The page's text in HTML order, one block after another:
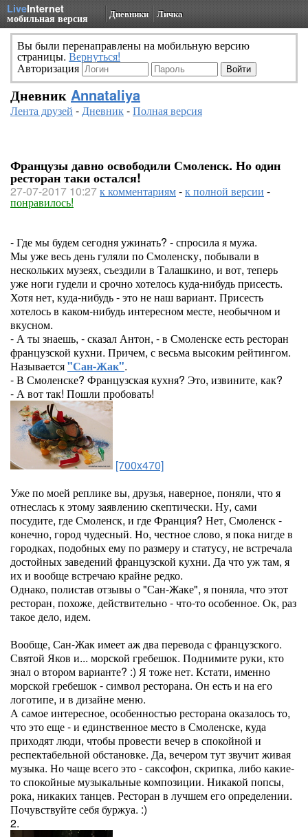
LiveInternet
мобильная версия Дневники Личка
Вы были перенаправлены на мобильную версию
страницы. Вернуться!
Авторизация
Дневник Annataliya
Лента друзей -Дневник-Полная версия
Французы давно освободили Смоленск. Но один
ресторан таки остался!
27-07-2017 10:27к комментариям-к полной версии -
понравилось!
- Где мы будем сегодня ужинать? - спросила я мужа.
Мы уже весь день гуляли по Смоленску, побывали в
нескольких музеях, съездили в Талашкино, и вот, теперь
уже ноги гудели и срочно хотелось куда-нибудь присесть.
Хотя нет, куда-нибудь - это не наш вариант. Присесть
хотелось в каком-нибудь интересном месте, необычном и
вкусном.
- А ты знаешь, - сказал Антон, - в Смоленске есть ресторан
французской кухни. Причем, с весьма высоким рейтингом.
Называется"Сан-Жак".
- В Смоленске? Французская кухня? Это, извините, как?
- А вот так! Пошли пробовать!
[700x470]
Уже по моей реплике вы, друзья, наверное, поняли, что я
отнеслась к этому заявлению скептически. Ну, сами
посудите, где Смоленск, и где Франция? Нет, Смоленск -
конечно, город чудесный. Но, честное слово, я пока нигде в
городках, подобных ему по размеру и статусу, не встречала
достойных заведений французской кухни. Да что уж там, я
их и вообще встречаю крайне редко.
Однако, полистав отзывы о "Сан-Жаке", я поняла, что этот
ресторан, похоже, действительно - что-то особенное. Ок, раз
такое дело, идем.
Вообще, Сан-Жак имеет аж два перевода с французского.
Святой Яков и... морской гребешок. Поднимите руки, кто
знал о втором варианте? :) Я тоже нет. Кстати, именно
морской гребешок - символ ресторана. Он есть и на его
логотипе, и в дизайне меню.
А самое интересное, особенностью ресторана оказалось то,
что это еще - и единственное место в Смоленске, куда
приходят люди, чтобы провести вечер в спокойной и
респектабельной обстановке. Да, вечером тут звучит живая
музыка. Но чаще всего это - саксофон, скрипка, либо какие-
то спокойные музыкальные композиции. Никакой попсы,
рока, никаких танцев. Ресторан в лучшем его определении.
Почувствуйте себя буржуа. :)
2.